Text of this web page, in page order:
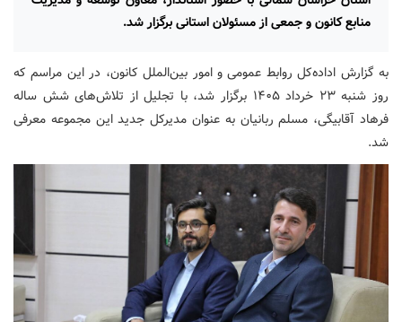
منابع کانون و جمعی از مسئولان استانی برگزار شد.
به گزارش اداده‌کل روابط عمومی و امور بین‌الملل کانون، در این مراسم که
روز شنبه ۲۳ خرداد ۱۴۰۵ برگزار شد، با تجلیل از تلاش‌های شش ساله
فرهاد آقابیگی، مسلم ربانیان به عنوان مدیرکل جدید این مجموعه معرفی
شد.